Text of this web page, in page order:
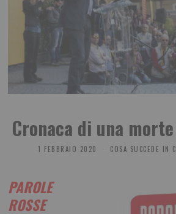
Cronaca di una
1 FEBBRAIO 2020 COSA SUCCEDE IN
PAROLE
ROSSE